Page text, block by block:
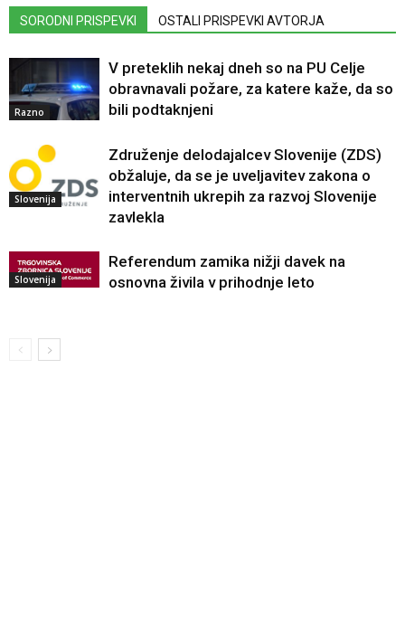
SORODNI PRISPEVKI OSTALI PRISPEVKI AVTORJA
Razno
V preteklih nekaj dneh so na PU Celje
obravnavali požare, za katere kaže, da so
bili podtaknjeni
Slovenija
Združenje delodajalcev Slovenije (ZDS)
obžaluje, da se je uveljavitev zakona o
interventnih ukrepih za razvoj Slovenije
zavlekla
Slovenija
Referendum zamika nižji davek na
osnovna živila v prihodnje leto